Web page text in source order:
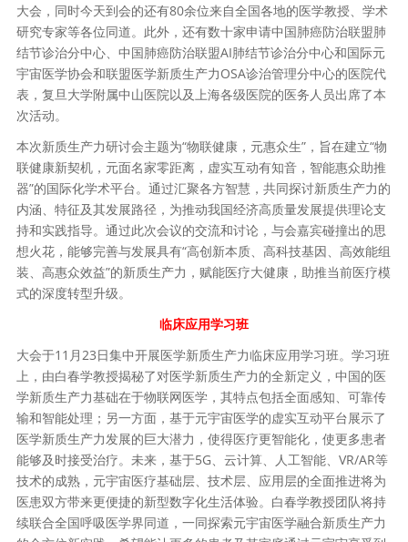
大会，同时今天到会的还有80余位来自全国各地的医学教授、学术
研究专家等各位同道。此外，还有数十家申请中国肺癌防治联盟肺
结节诊治分中心、中国肺癌防治联盟AI肺结节诊治分中心和国际元
宇宙医学协会和联盟医学新质生产力OSA诊治管理分中心的医院代
表，复旦大学附属中山医院以及上海各级医院的医务人员出席了本
次活动。
本次新质生产力研讨会主题为“物联健康，元惠众生”，旨在建立“物
联健康新契机，元面名家零距离，虚实互动有知音，智能惠众助推
器”的国际化学术平台。通过汇聚各方智慧，共同探讨新质生产力的
内涵、特征及其发展路径，为推动我国经济高质量发展提供理论支
持和实践指导。通过此次会议的交流和讨论，与会嘉宾碰撞出的思
想火花，能够完善与发展具有“高创新本质、高科技基因、高效能组
装、高惠众效益”的新质生产力，赋能医疗大健康，助推当前医疗模
式的深度转型升级。
临床应用学习班
大会于11月23日集中开展医学新质生产力临床应用学习班。学习班
上，由白春学教授揭秘了对医学新质生产力的全新定义，中国的医
学新质生产力基础在于物联网医学，其特点包括全面感知、可靠传
输和智能处理；另一方面，基于元宇宙医学的虚实互动平台展示了
医学新质生产力发展的巨大潜力，使得医疗更智能化，使更多患者
能够及时接受治疗。未来，基于5G、云计算、人工智能、VR/AR等
技术的成熟，元宇宙医疗基础层、技术层、应用层的全面推进将为
医患双方带来更便捷的新型数字化生活体验。白春学教授团队将持
续联合全国呼吸医学界同道，一同探索元宇宙医学融合新质生产力